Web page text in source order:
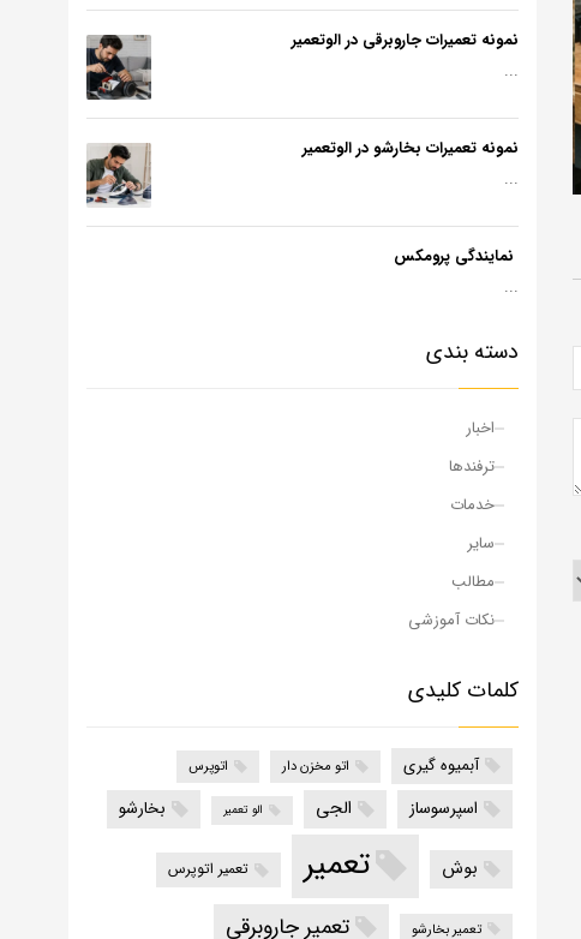
نمونه تعمیرات جاروبرقی در الوتعمیر
...
نمونه تعمیرات بخارشو در الوتعمیر
...
نمایندگی پرومکس
...
دسته بندی
اخبار
ترفندها
خدمات
سایر
مطالب
نکات آموزشی
کلمات کلیدی
آبمیوه گیری اتو مخزن دار اتوپرس
اسپرسوساز الجی الو تعمیر بخارشو
بوش تعمیر تعمیر اتوپرس
تعمیر بخارشو تعمیر جاروبرقی